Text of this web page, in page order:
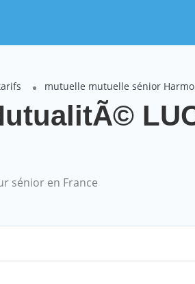
mutuelle mutuelle sénior
sénior en France